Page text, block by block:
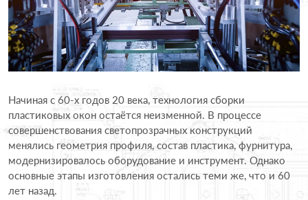
Начиная с 60-х годов 20 века, технология сборки
пластиковых окон остаётся неизменной. В процессе
совершенствования светопрозрачных конструкций
менялись геометрия профиля, состав пластика, фурнитура,
модернизировалось оборудование и инструмент. Однако
основные этапы изготовления остались теми же, что и 60
лет назад.